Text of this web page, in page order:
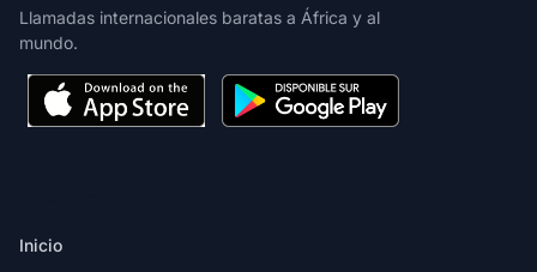
Llamadas internacionales baratas a África y al
mundo.
Inicio